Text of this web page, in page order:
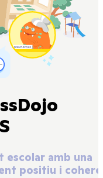
escolar amb una
positiu i